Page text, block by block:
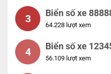
3 Biển số xe
64.228 lượt xem
4 Biển số xe
56.109 lượt xem